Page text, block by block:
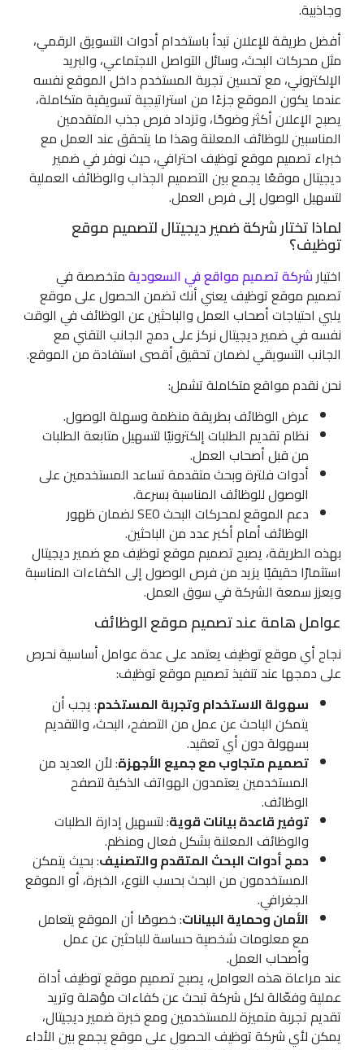
وجاذبية.
أفضل طريقة للإعلان تبدأ باستخدام أدوات التسويق الرقمي،
مثل محركات البحث، وسائل التواصل الاجتماعي، والبريد
الإلكتروني، مع تحسين تجربة المستخدم داخل الموقع نفسه
عندما يكون الموقع جزءًا من استراتيجية تسويقية متكاملة،
يصبح الإعلان أكثر وضوحًا، وتزداد فرص جذب المتقدمين
المناسبين للوظائف المعلنة وهذا ما يتحقق عند العمل مع
خبراء تصميم موقع توظيف احترافي، حيث نوفر في ضمير
ديجيتال موقعًا يجمع بين التصميم الجذاب والوظائف العملية
لتسهيل الوصول إلى فرص العمل.
لماذا تختار شركة ضمير ديجيتال لتصميم موقع
توظيف؟
اختيارشركة تصميم مواقع في السعوديةمتخصصة في
تصميم موقع توظيف يعني أنك تضمن الحصول على موقع
يلبي احتياجات أصحاب العمل والباحثين عن الوظائف في الوقت
نفسه في ضمير ديجيتال نركز على دمج الجانب التقني مع
الجانب التسويقي لضمان تحقيق أقصى استفادة من الموقع.
نحن نقدم مواقع متكاملة تشمل:
عرض الوظائف بطريقة منظمة وسهلة الوصول.
نظام تقديم الطلبات إلكترونيًا لتسهيل متابعة الطلبات
من قبل أصحاب العمل.
أدوات فلترة وبحث متقدمة تساعد المستخدمين على
الوصول للوظائف المناسبة بسرعة.
دعم الموقع لمحركات البحث SEO لضمان ظهور
الوظائف أمام أكبر عدد من الباحثين.
بهذه الطريقة، يصبح تصميم موقع توظيف مع ضمير ديجيتال
استثمارًا حقيقيًا يزيد من فرص الوصول إلى الكفاءات المناسبة
ويعزز سمعة الشركة في سوق العمل.
عوامل هامة عند تصميم موقع الوظائف
نجاح أي موقع توظيف يعتمد على عدة عوامل أساسية نحرص
على دمجها عند تنفيذ تصميم موقع توظيف:
سهولة الاستخدام وتجربة المستخدم: يجب أن
يتمكن الباحث عن عمل من التصفح، البحث، والتقديم
بسهولة دون أي تعقيد.
تصميم متجاوب مع جميع الأجهزة: لأن العديد من
المستخدمين يعتمدون الهواتف الذكية لتصفح
الوظائف.
توفير قاعدة بيانات قوية: لتسهيل إدارة الطلبات
والوظائف المعلنة بشكل فعال ومنظم.
دمج أدوات البحث المتقدم والتصنيف: بحيث يتمكن
المستخدمون من البحث بحسب النوع، الخبرة، أو الموقع
الجغرافي.
الأمان وحماية البيانات: خصوصًا أن الموقع يتعامل
مع معلومات شخصية حساسة للباحثين عن عمل
وأصحاب العمل.
عند مراعاة هذه العوامل، يصبح تصميم موقع توظيف أداة
عملية وفعّالة لكل شركة تبحث عن كفاءات مؤهلة وتريد
تقديم تجربة متميزة للمستخدمين ومع خبرة ضمير ديجيتال،
يمكن لأي شركة توظيف الحصول على موقع يجمع بين الأداء